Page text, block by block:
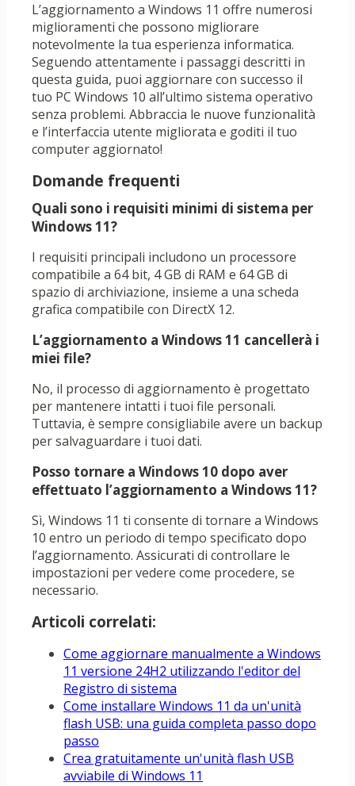
L’aggiornamento a Windows 11 offre numerosi
miglioramenti che possono migliorare
notevolmente la tua esperienza informatica.
Seguendo attentamente i passaggi descritti in
questa guida, puoi aggiornare con successo il
tuo PC Windows 10 all’ultimo sistema operativo
senza problemi. Abbraccia le nuove funzionalità
e l’interfaccia utente migliorata e goditi il ​​tuo
computer aggiornato!
Domande frequenti
Quali sono i requisiti minimi di sistema per
Windows 11?
I requisiti principali includono un processore
compatibile a 64 bit, 4 GB di RAM e 64 GB di
spazio di archiviazione, insieme a una scheda
grafica compatibile con DirectX 12.
L’aggiornamento a Windows 11 cancellerà i
miei file?
No, il processo di aggiornamento è progettato
per mantenere intatti i tuoi file personali.
Tuttavia, è sempre consigliabile avere un backup
per salvaguardare i tuoi dati.
Posso tornare a Windows 10 dopo aver
effettuato l’aggiornamento a Windows 11?
Sì, Windows 11 ti consente di tornare a Windows
10 entro un periodo di tempo specificato dopo
l’aggiornamento. Assicurati di controllare le
impostazioni per vedere come procedere, se
necessario.
Articoli correlati:
Come aggiornare manualmente a Windows
11 versione 24H2 utilizzando l'editor del
Registro di sistema
Come installare Windows 11 da un'unità
flash USB: una guida completa passo dopo
passo
Crea gratuitamente un'unità flash USB
avviabile di Windows 11